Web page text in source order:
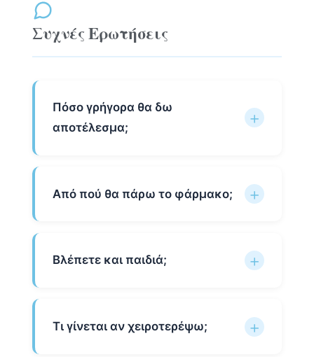
Συχνές Ερωτήσεις
Πόσο γρήγορα θα δω
αποτέλεσμα;
Από πού θα πάρω το φάρμακο;
Βλέπετε και παιδιά;
Τι γίνεται αν χειροτερέψω;